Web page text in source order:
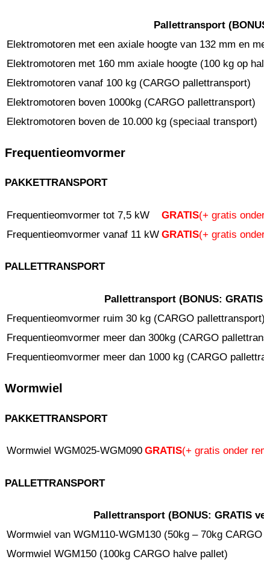
Pallettransport (
Elektromotoren met een axiale hoogte van 132 mm en
Elektromotoren met 160 mm axiale hoogte (100 kg op
Elektromotoren vanaf 100 kg (CARGO pallettransport)
Elektromotoren boven 1000kg (CARGO pallettransport)
Elektromotoren boven de 10.000 kg (speciaal transport)
Frequentieomvormer
PAKKETTRANSPORT
Frequentieomvormer tot 7,5 kW GRATIS(+ gratis
Frequentieomvormer vanaf 11 kW GRATIS(+ gratis
PALLETTRANSPORT
Pallettransport (BONUS:
Frequentieomvormer ruim 30 kg (CARGO pallettransport)
Frequentieomvormer meer dan 300kg (CARGO
Frequentieomvormer meer dan 1000 kg (CARGO
Wormwiel
PAKKETTRANSPORT
Wormwiel WGM025-WGM090 GRATIS(+ gratis onder
PALLETTRANSPORT
Pallettransport (BONUS: GRATIS
Wormwiel van WGM110-WGM130 (50kg – 70kg
Wormwiel WGM150 (100kg CARGO halve pallet)